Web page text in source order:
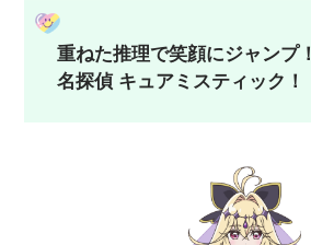
重ねた推理で笑顔にジャンプ！
名探偵 キュアミスティック！